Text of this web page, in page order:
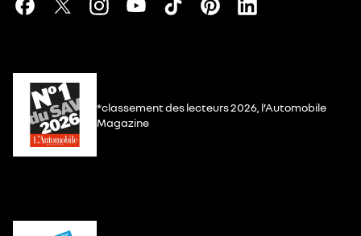
*classement des lecteurs 2026, l’Automobile
Magazine